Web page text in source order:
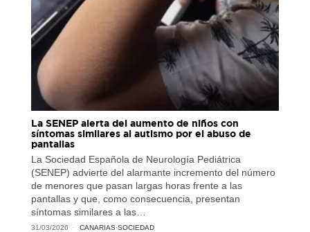
La SENEP alerta del aumento de niños con
síntomas similares al autismo por el abuso de
pantallas
La Sociedad Española de Neurología Pediátrica
(SENEP) advierte del alarmante incremento del número
de menores que pasan largas horas frente a las
pantallas y que, como consecuencia, presentan
síntomas similares a las…
31/03/2026 CANARIAS·SOCIEDAD